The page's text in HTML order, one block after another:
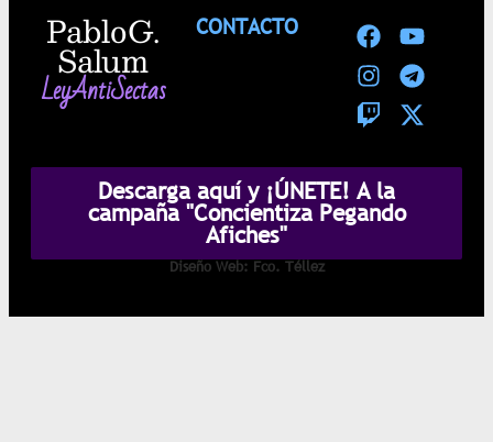
CONTACTO
Pablo G.
Salum
LeyAntiSectas
Descarga aquí y ¡ÚNETE! A la
campaña "Concientiza Pegando
Afiches"
Diseño Web: Fco. Téllez